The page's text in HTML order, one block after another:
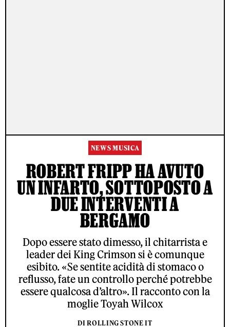
NEWS MUSICA
ROBERT FRIPP HA AVUTO
UN INFARTO, SOTTOPOSTO A
DUE INTERVENTI A
BERGAMO
Dopo essere stato dimesso, il chitarrista e
leader dei King Crimson si è comunque
esibito. «Se sentite acidità di stomaco o
reflusso, fate un controllo perché potrebbe
essere qualcosa d’altro». Il racconto con la
moglie Toyah Wilcox
DI ROLLING STONE IT